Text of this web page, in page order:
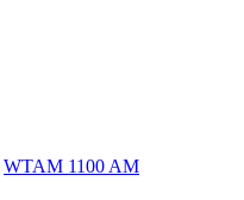
WTAM 1100 AM